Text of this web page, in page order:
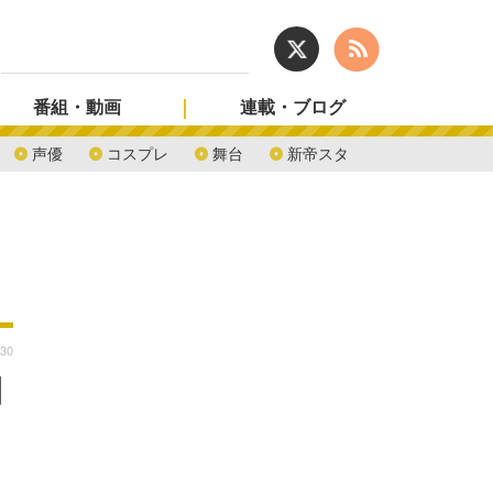
声優 コスプレ 舞台 新帝スタ
番組・動画 連載・ブログ